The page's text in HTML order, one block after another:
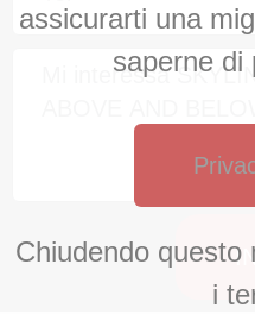
assicurarti una
saperne di
Chiudendo questo
i